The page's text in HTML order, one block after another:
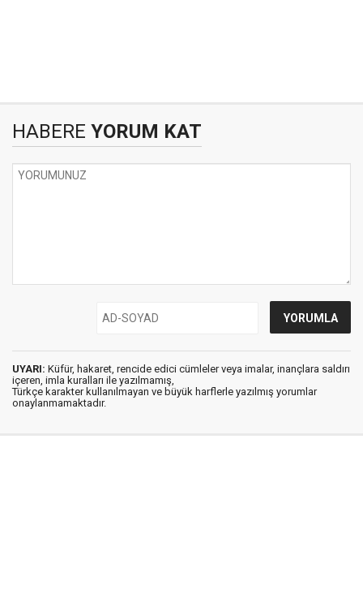
HABERE YORUM KAT
UYARI: Küfür, hakaret, rencide edici cümleler veya imalar, inançlara saldırı
içeren, imla kuralları ile yazılmamış,
Türkçe karakter kullanılmayan ve büyük harflerle yazılmış yorumlar
onaylanmamaktadır.